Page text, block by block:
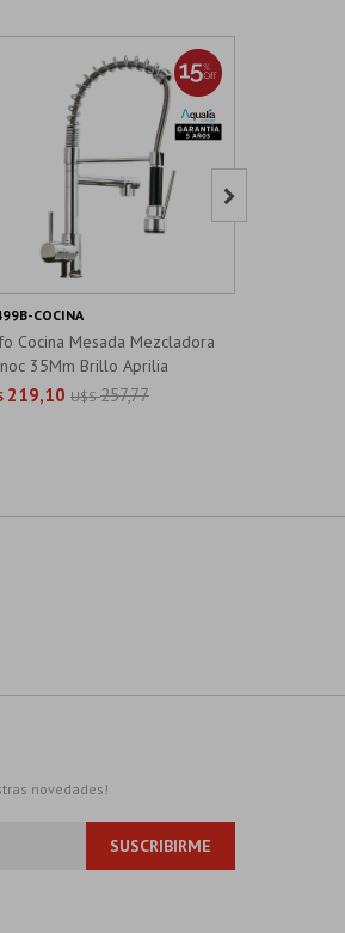
Cocina Mesada Mezcladora
35Mm Brillo Aprilia
219,10 U$S 257,77
COCINA

novedades!
SUSCRIBIRME